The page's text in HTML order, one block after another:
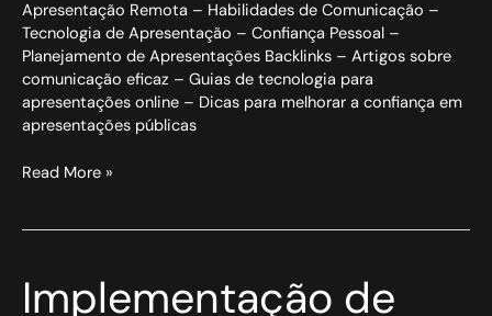
Apresentação Remota – Habilidades de Comunicação –
Tecnologia de Apresentação – Confiança Pessoal –
Planejamento de Apresentações Backlinks – Artigos sobre
comunicação eficaz – Guias de tecnologia para
apresentações online – Dicas para melhorar a confiança em
apresentações públicas
Read More »
Implementação de
Implementação
de